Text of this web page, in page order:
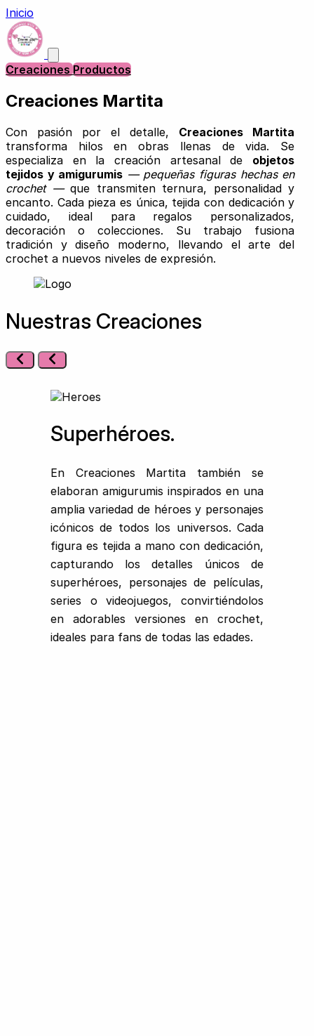
Inicio
CreacionesProductos
Creaciones Martita
Con pasión por el detalle, Creaciones Martita
transforma hilos en obras llenas de vida. Se
especializa en la creación artesanal de objetos
tejidos y amigurumis — pequeñas figuras hechas en
crochet —que transmiten ternura, personalidad y
encanto. Cada pieza es única, tejida con dedicación y
cuidado, ideal para regalos personalizados,
decoración o colecciones. Su trabajo fusiona
tradición y diseño moderno, llevando el arte del
crochet a nuevos niveles de expresión.
Nuestras Creaciones
Superhéroes.
En Creaciones Martita también se
elaboran amigurumis inspirados en una
amplia variedad de héroes y personajes
icónicos de todos los universos. Cada
figura es tejida a mano con dedicación,
capturando los detalles únicos de
superhéroes, personajes de películas,
series o videojuegos, convirtiéndolos
en adorables versiones en crochet,
ideales para fans de todas las edades.